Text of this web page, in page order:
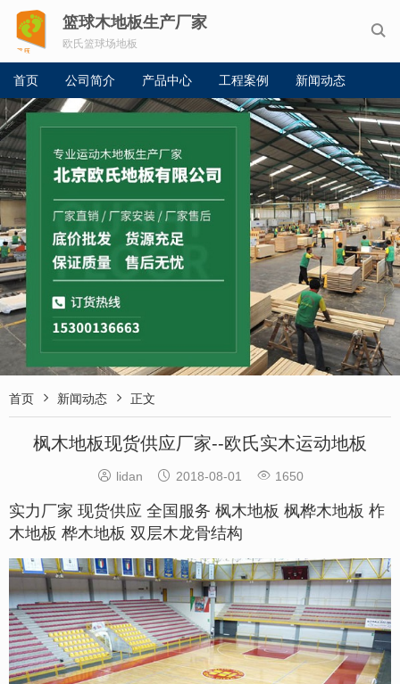

篮球木地板生产厂家
欧氏篮球场地板
首页 公司简介 产品中心 工程案例 新闻动态
首页  新闻动态  正文
枫木地板现货供应厂家--欧氏实木运动地板
 lidan  2018-08-01  1650
实力厂家 现货供应 全国 服务 枫木地板 枫桦木地板 柞
木地板 桦木地板 双层木龙骨结构